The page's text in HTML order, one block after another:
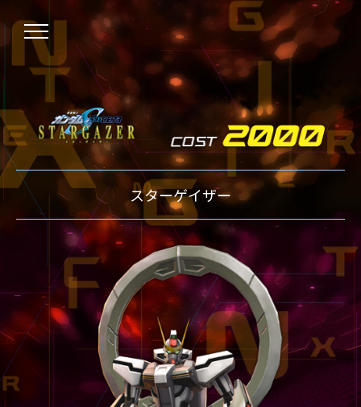
NEWS
ニュース
OVER BOOST
オーバーブースト
XVOOST
クロスブースト
EXVS2
エクストリームバーサス2
MAXI BOOST ON
マキシブーストオン
BEGINNER'S GUIDE
初心者指南
TECHNIQUE
テクニック
GLOSSARY
用語集
スターゲイザー